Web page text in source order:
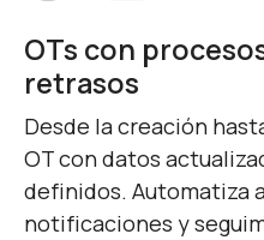
OTs con
retrasos
Desde la creación
OT con datos
definidos. Automatiza
notificaciones y